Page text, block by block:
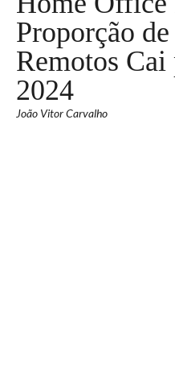
Proporção
Remotos
2024
João Vitor Carvalho